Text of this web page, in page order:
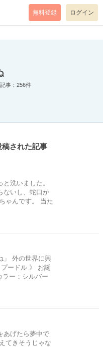
mode=return level=notice
無料登録 ログイン
事：256件
された記事
洗いました。
ないし、蛇口か
ゃんです。 当た
」 外の世界に興
ードル 》 お誕
ラー：シルバー
あげたら夢中で
てきそうじゃな